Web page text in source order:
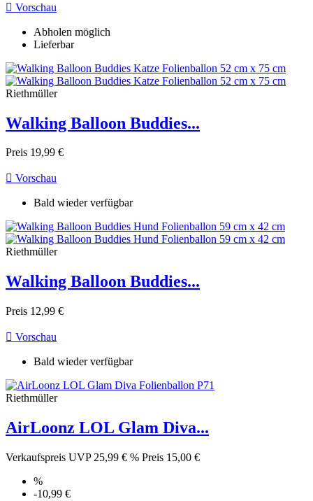
 Vorschau
Abholen möglich
Lieferbar
Riethmüller
Walking Balloon Buddies...
Preis 19,99 €
 Vorschau
Bald wieder verfügbar
Riethmüller
Walking Balloon Buddies...
Preis 12,99 €
 Vorschau
Bald wieder verfügbar
Riethmüller
AirLoonz LOL Glam Diva...
Verkaufspreis UVP 25,99 € % Preis 15,00 €
%
-10,99 €